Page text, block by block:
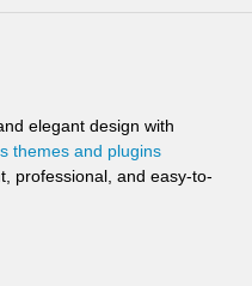
elegant design with
themes and plugins
professional, and easy-to-